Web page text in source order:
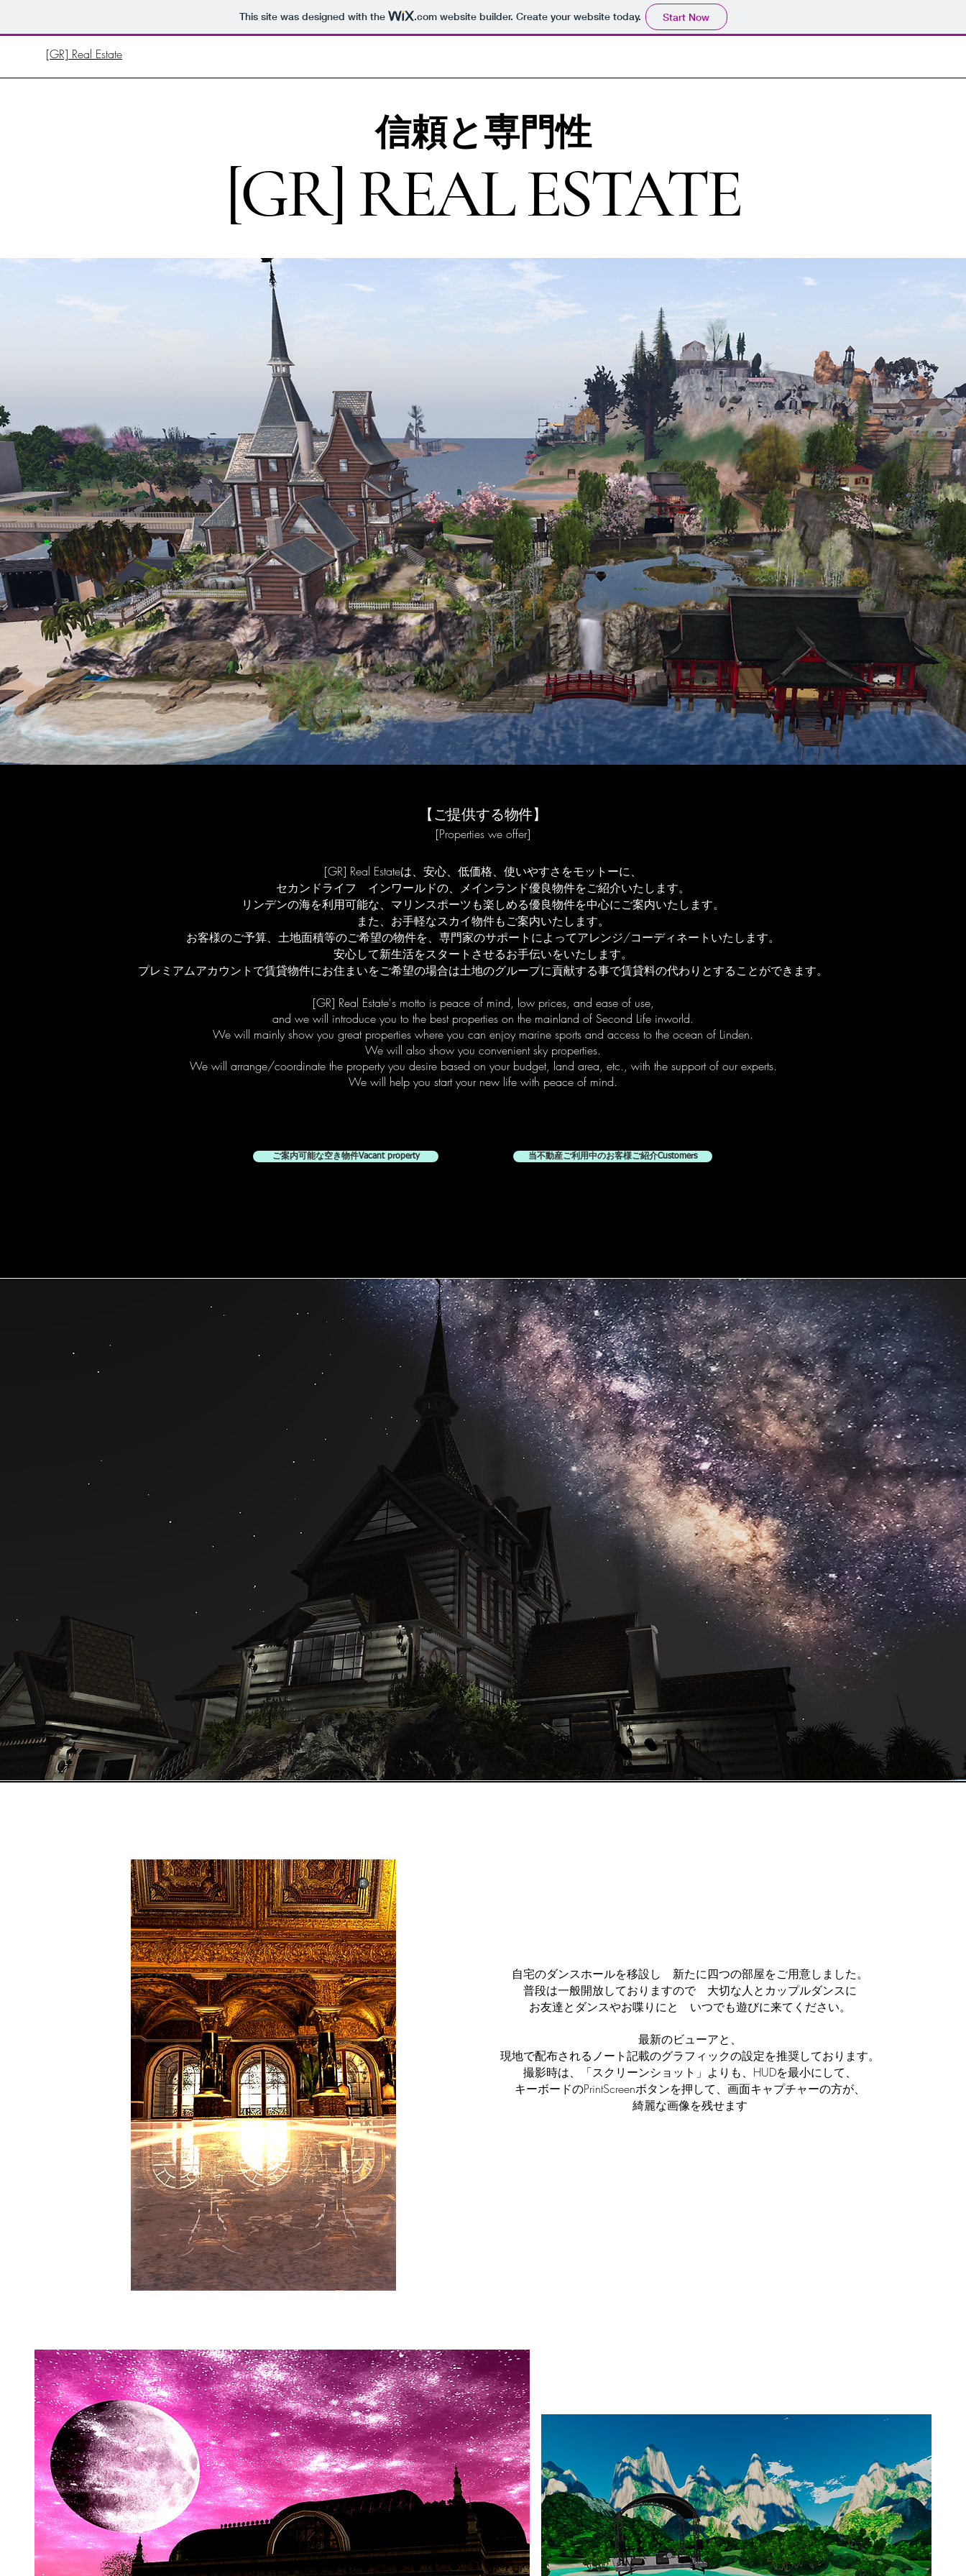
This site was designed with the .comwebsite builder. Create your website today. Start Now
[GR] Real Estate
信頼と専門性
[GR] REAL ESTATE
【ご提供する物件】
[Properties we offer]
[GR] Real Estateは、安心、低価格、使いやすさをモットーに、
セカンドライフ インワールドの、メインランド優良物件をご紹介いたします。
リンデンの海を利用可能な、マリンスポーツも楽しめる優良物件を中心にご案内いたします。
​また、お手軽なスカイ物件もご案内いたします。
お客様のご予算、土地面積等のご希望の物件を、専門家のサポートによってアレンジ/コーディネートいたします。
安心して新生活をスタートさせるお手伝いをいたします。
プレミアムアカウントで賃貸物件にお住まいをご希望の場合は土地のグループに貢献する事で賃貸料の代わりとすることができます。
[GR] Real Estate's motto is peace of mind, low prices, and ease of use,
and we will introduce you to the best properties on the mainland of Second Life inworld.
We will mainly show you great properties where you can enjoy marine sports and access to the ocean of Linden.
We will also show you convenient sky properties.
We will arrange/coordinate the property you desire based on your budget, land area, etc., with the support of our experts.
We will help you start your new life with peace of mind.
ご案内可能な空き物件Vacant property 当不動産ご利用中のお客様ご紹介Customers
自宅のダンスホールを移設し 新たに四つの部屋をご用意しました。
普段は一般開放しておりますので 大切な人とカップルダンスに
お友達とダンスやお喋りにと いつでも遊びに来てください。
最新のビューアと、
現地で配布されるノート記載のグラフィックの設定を推奨しております。
撮影時は、「スクリーンショット」よりも、HUDを最小にして、
キーボードのPrintScreenボタンを押して、画面キャプチャーの方が、
綺麗な画像を残せます